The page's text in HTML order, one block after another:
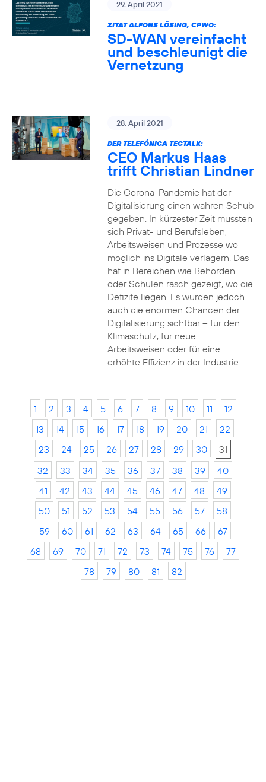
29. April 2021
ZITAT ALFONS LÖSING, CPWO:
SD-WAN vereinfacht
und beschleunigt die
Vernetzung
28. April 2021
DER TELEFÓNICA TECTALK:
CEO Markus Haas
trifft Christian Lindner
Die Corona-Pandemie hat der
Digitalisierung einen wahren Schub
gegeben. In kürzester Zeit mussten
sich Privat- und Berufsleben,
Arbeitsweisen und Prozesse wo
möglich ins Digitale verlagern. Das
hat in Bereichen wie Behörden
oder Schulen rasch gezeigt, wo die
Defizite liegen. Es wurden jedoch
auch die enormen Chancen der
Digitalisierung sichtbar – für den
Klimaschutz, für neue
Arbeitsweisen oder für eine
erhöhte Effizienz in der Industrie.
1 2 3 4 5 6 7 8 9 10 11
12
13
14 15 16 17 18 19 20 21
22
23
24 25 26 27 28 29 30
31
32
33 34 35 36 37 38 39
40
41
42 43 44 45 46 47 48
49
50
51 52 53 54 55 56 57
58
59
60 61 62 63 64 65 66
67
68
69 70 71 72 73 74 75 76
77
78
79 80 81 82